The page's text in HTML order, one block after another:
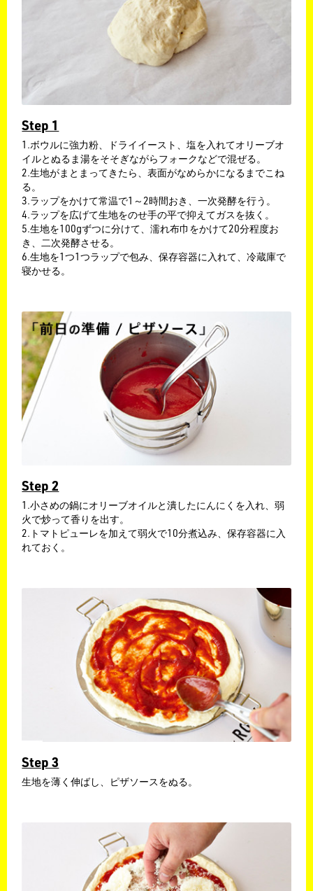
Step 1
1.ボウルに強力粉、ドライイースト、塩を入れてオリーブオ
イルとぬるま湯をそそぎながらフォークなどで混ぜる。
2.生地がまとまってきたら、表面がなめらかになるまでこね
る。
3.ラップをかけて常温で1～2時間おき、一次発酵を行う。
4.ラップを広げて生地をのせ手の平で抑えてガスを抜く。
5.生地を100gずつに分けて、濡れ布巾をかけて20分程度お
き、二次発酵させる。
6.生地を1つ1つラップで包み、保存容器に入れて、冷蔵庫で
寝かせる。
Step 2
1.小さめの鍋にオリーブオイルと潰したにんにくを入れ、弱
火で炒って香りを出す。
2.トマトピューレを加えて弱火で10分煮込み、保存容器に入
れておく。
Step 3
生地を薄く伸ばし、ピザソースをぬる。